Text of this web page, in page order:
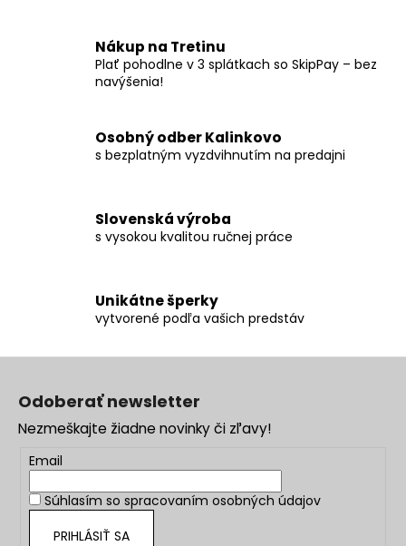
e
p
y
v
i
s
Nákup na Tretinu
Plať pohodlne v 3 splátkach so SkipPay – bez
navýšenia!
Osobný odber Kalinkovo
s bezplatným vyzdvihnutím na predajni
Slovenská výroba
s vysokou kvalitou ručnej práce
Unikátne šperky
vytvorené podľa vašich predstáv
Odoberať newsletter
Nezmeškajte žiadne novinky či zľavy!
Email
Súhlasím so spracovaním osobných údajov
PRIHLÁSIŤ SA